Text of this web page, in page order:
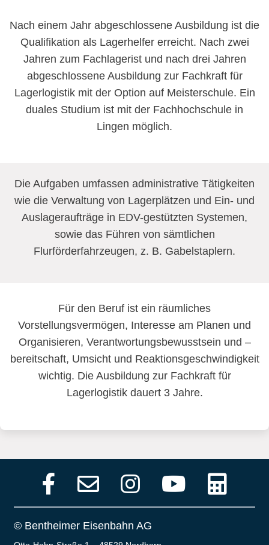
Nach einem Jahr abgeschlossene Ausbildung ist die
Qualifikation als Lagerhelfer erreicht. Nach zwei
Jahren zum Fachlagerist und nach drei Jahren
abgeschlossene Ausbildung zur Fachkraft für
Lagerlogistik mit der Option auf Meisterschule. Ein
duales Studium ist mit der Fachhochschule in
Lingen möglich.
Die Aufgaben umfassen administrative Tätigkeiten
wie die Verwaltung von Lagerplätzen und Ein- und
Auslageraufträge in EDV-gestützten Systemen,
sowie das Führen von sämtlichen
Flurförderfahrzeugen, z. B. Gabelstaplern.
Für den Beruf ist ein räumliches
Vorstellungsvermögen, Interesse am Planen und
Organisieren, Verantwortungsbewusstsein und –
bereitschaft, Umsicht und Reaktionsgeschwindigkeit
wichtig. Die Ausbildung zur Fachkraft für
Lagerlogistik dauert 3 Jahre.
© Bentheimer Eisenbahn AG